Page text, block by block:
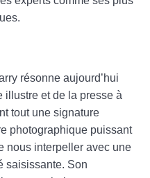
résonne aujourd’hui
illustre et de la presse à
tout une signature
photographique puissant
nous interpeller avec une
saisissante. Son